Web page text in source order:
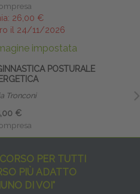
26,00 €
il 24/11/2026
POSTURALE
Tronconi
€
PER TUTTI
PIÙ ADATTO
DI VOI"